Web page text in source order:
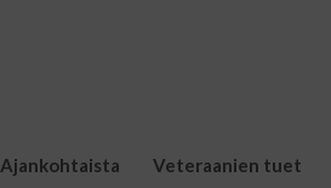
Ajankohtaista Veteraanien tuet